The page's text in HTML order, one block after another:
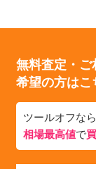
無料査定・ご
希望の方はこ
ツールオフな
相場最高値で